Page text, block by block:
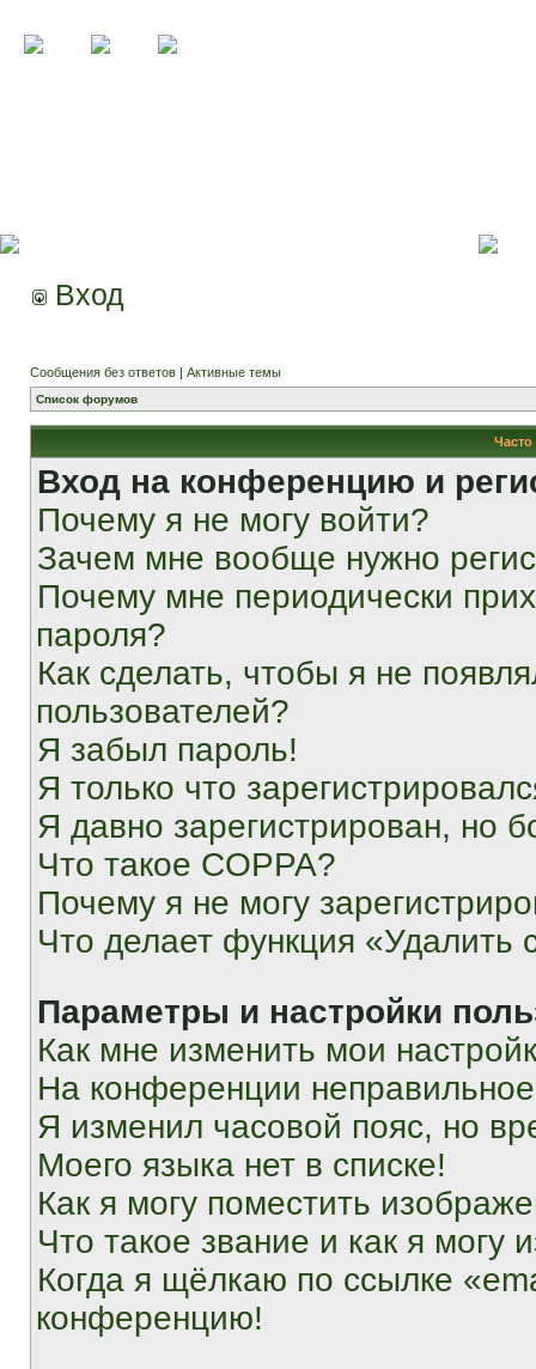
Вход
Сообщения без ответов | Активные темы
Список форумов
Вход на конференцию и
Почему я не могу войти?
Зачем мне вообще нужно
Почему мне периодически
пароля?
Как сделать, чтобы я не
пользователей?
Я забыл пароль!
Я только что
Я давно зарегистрирован, но
Что такое COPPA?
Почему я не могу
Что делает функция «Удалить
Параметры и настройки
Как мне изменить мои
На конференции
Я изменил часовой пояс, но
Моего языка нет в списке!
Как я могу поместить
Что такое звание и как я могу
Когда я щёлкаю по ссылке
конференцию!